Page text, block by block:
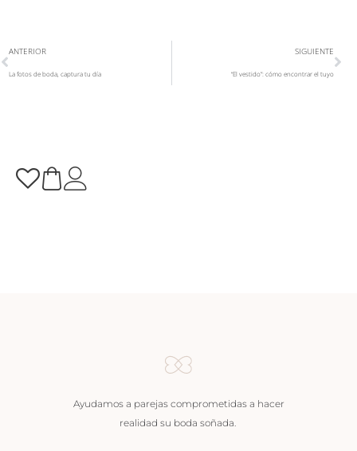
ANTERIOR
La fotos de boda, captura tu día
SIGUIENTE
“El vestido”: cómo encontrar el tuyo
Ayudamos a parejas comprometidas a hacer
realidad su boda soñada.